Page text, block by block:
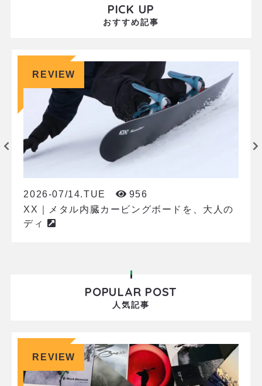
PICK UP
おすすめ記事
REVIEW
2026-07/14.TUE
956
XX｜メタル内臓カービングボードを、大人の
ディ
POPULAR POST
人気記事
REVIEW